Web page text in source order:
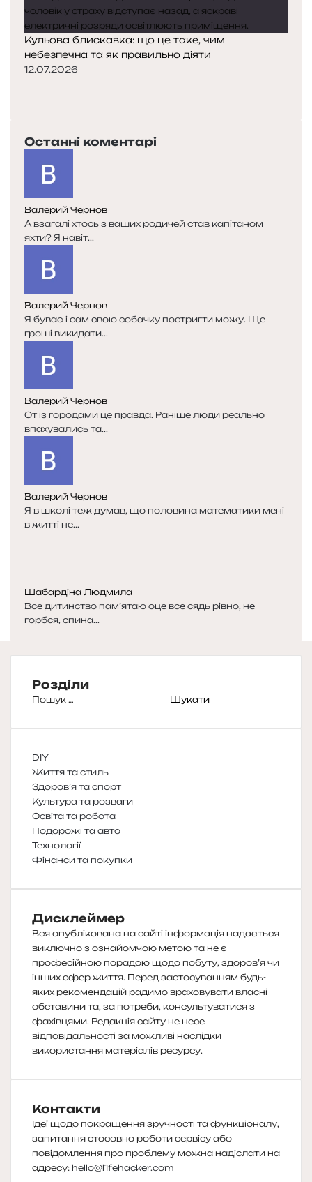
Кульова блискавка: що це таке, чим
небезпечна та як правильно діяти
12.07.2026
р
я
с
о
к
а
т
а
с
о
к
а
Останні коментарі
Валерий Чернов
А взагалі хтось з ваших родичей став капітаном
яхти? Я навіт...
Валерий Чернов
Я буває і сам свою собачку постригти можу. Ще
гроші викидати...
Валерий Чернов
От із городами це правда. Раніше люди реально
впахувались та...
Валерий Чернов
Я в школі теж думав, що половина математики мені
в житті не...
Шабардіна Людмила
Все дитинство пам’ятаю оце все сядь рівно, не
горбся, спина...
Розділи
Пошук:
DIY
Життя та стиль
Здоров’я та спорт
Культура та розваги
Освіта та робота
Подорожі та авто
Технології
Фінанси та покупки
Дисклеймер
Вся опублікована на сайті інформація надається
виключно з ознайомчою метою та не є
професійною порадою щодо побуту, здоров’я чи
інших сфер життя. Перед застосуванням будь-
яких рекомендацій радимо враховувати власні
обставини та, за потреби, консультуватися з
фахівцями. Редакція сайту не несе
відповідальності за можливі наслідки
використання матеріалів ресурсу.
Контакти
Ідеї щодо покращення зручності та функціоналу,
запитання стосовно роботи сервісу або
повідомлення про проблему можна надіслати на
адресу: hello@l1fehacker.com